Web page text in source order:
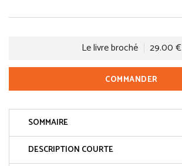
Le livre broché 29.00 €
COMMANDER
SOMMAIRE
DESCRIPTION COURTE